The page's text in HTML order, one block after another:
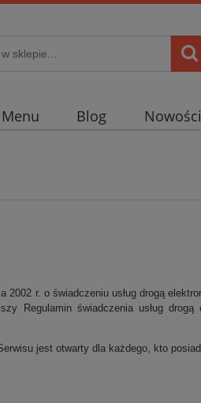
Menu Blog Nowości
r. o świadczeniu usług drogą
Regulamin świadczenia usług drogą
jest otwarty dla każdego, kto